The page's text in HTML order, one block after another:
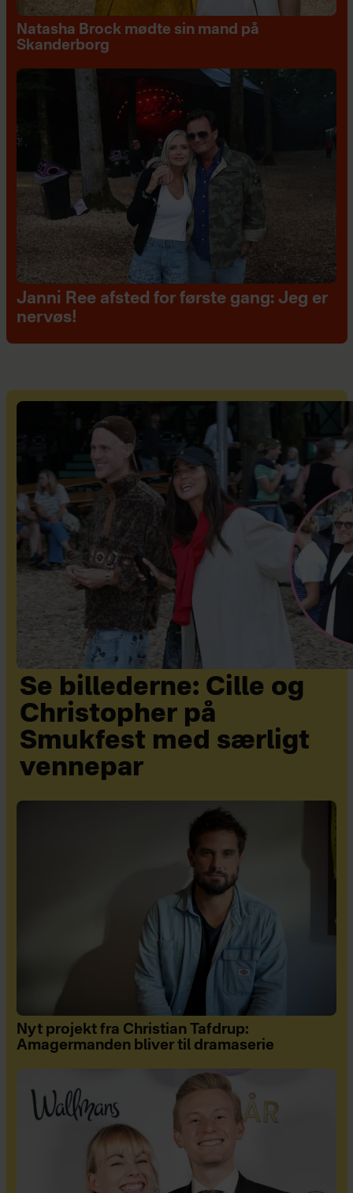
Natasha Brock mødte sin mand på
Skanderborg
Janni Ree afsted for første gang: Jeg er
nervøs!
Se billederne: Cille og
Christopher på
Smukfest med særligt
vennepar
Nyt projekt fra Christian Tafdrup:
Amagermanden bliver til dramaserie